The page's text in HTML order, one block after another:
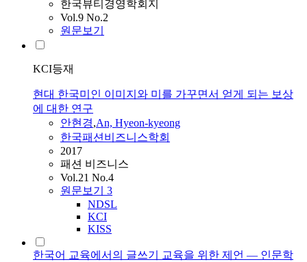
한국뷰티경영학회지
Vol.9 No.2
원문보기
KCI등재
현대 한국미인 이미지와 미를 가꾸면서 얻게 되는 보상
에 대한 연구
안현경,An, Hyeon-kyeong
한국패션비즈니스학회
2017
패션 비즈니스
Vol.21 No.4
원문보기 3
NDSL
KCI
KISS
한국어 교육에서의 글쓰기 교육을 위한 제언 — 인문학